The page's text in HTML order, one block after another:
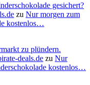
gesichert?
zu Nur morgen zum
kostenlos…
zu plündern.
deals.de zu Nur
kostenlos…